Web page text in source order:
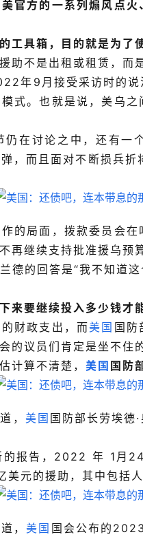
官方的一系列煽风点
工具箱，目的就是为了
助不是出租或租赁，而
年9月接受采访时的说
式。也就是说，美乌
在讨论之中，还有一
，而且面对不断损兵
的局面，拨款委员会
再继续支持批准援乌预
德的回答是“我不知道
来要继续投入多少钱才
财政支出，而美国 国防
的议员们肯定是坐不住的
计算不清楚， 美国 国防
， 美国 国防部长劳埃德
的报告，2022 年 1月
元的援助，其中包括
，美国 国会公布的